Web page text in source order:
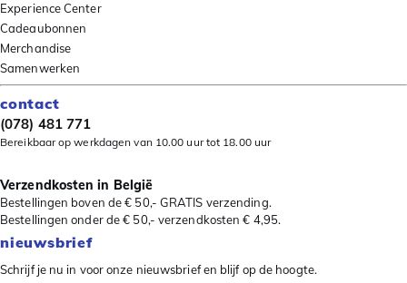
Experience Center
Cadeaubonnen
Merchandise
Samenwerken
contact
(078) 481 771
Bereikbaar op werkdagen van 10.00 uur tot 18.00 uur
Verzendkosten in België
Bestellingen boven de € 50,- GRATIS verzending.
Bestellingen onder de € 50,- verzendkosten € 4,95.
nieuwsbrief
Schrijf je nu in voor onze nieuwsbrief en blijf op de hoogte.